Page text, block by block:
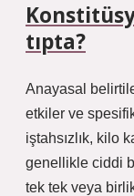
tıpta?
Anayasal
etkiler ve
iştahsızlık, kilo
genellikle ciddi
tek tek veya